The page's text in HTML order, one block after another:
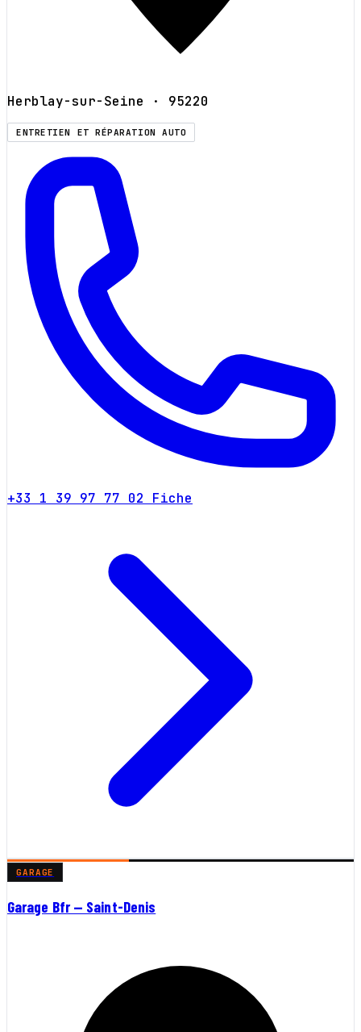
Herblay-sur-Seine · 95220
ENTRETIEN ET RÉPARATION AUTO
+33 1 39 97 77 02 Fiche
GARAGE
Garage Bfr — Saint-Denis